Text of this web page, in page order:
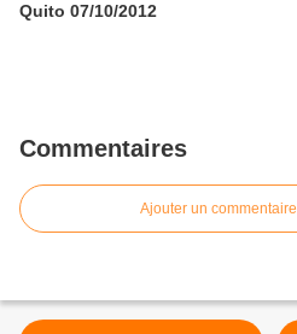
Quito 07/10/2012
Commentaires
Ajouter un commentaire